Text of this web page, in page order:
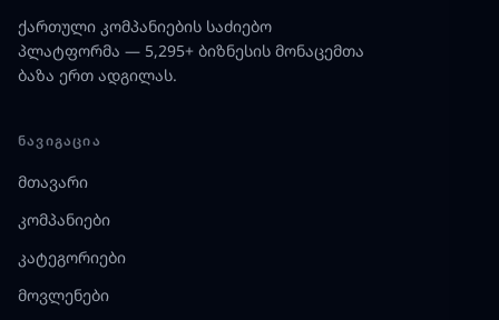
ქართული კომპანიების საძიებო
პლატფორმა — 5,295+ ბიზნესის მონაცემთა
ბაზა ერთ ადგილას.
ᲜᲐᲕᲘᲒᲐᲪᲘᲐ
მთავარი
კომპანიები
კატეგორიები
მოვლენები